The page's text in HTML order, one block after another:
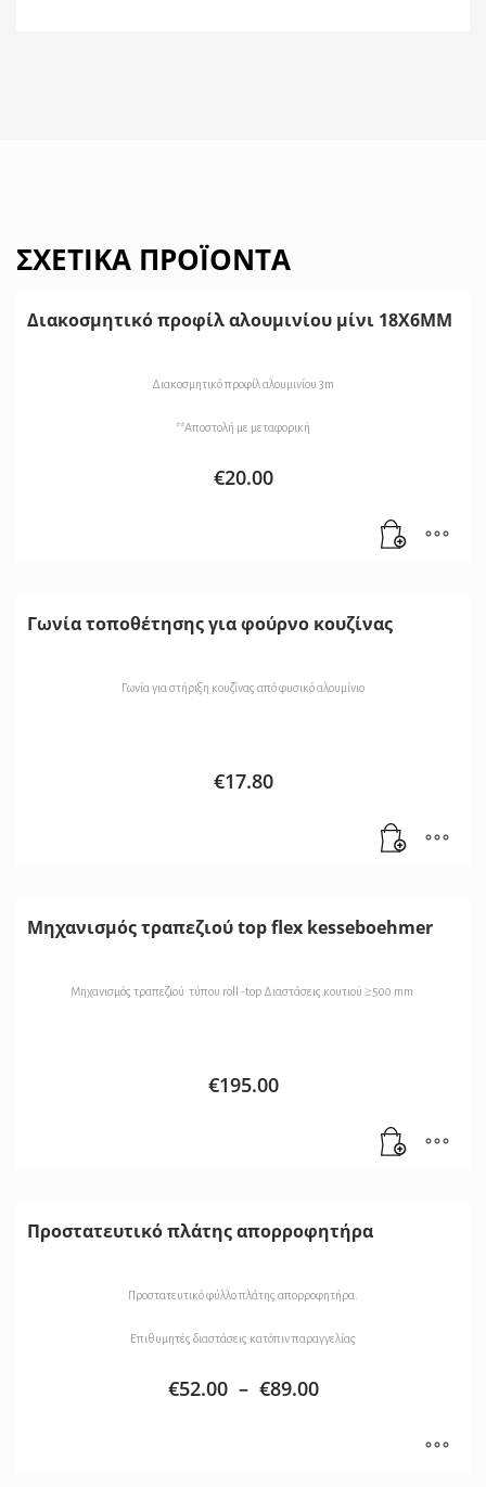
ΣΧΕΤΙΚΆ ΠΡΟΪΌΝΤΑ
Διακοσμητικό προφίλ αλουμινίου μίνι 18X6MM
Διακοσμητικό προφίλ αλουμινίου 3m
**Αποστολή με μεταφορική
€20.00
Γωνία τοποθέτησης για φούρνο κουζίνας
Γωνία για στήριξη κουζίνας από φυσικό αλουμίνιο
€17.80
Μηχανισμός τραπεζιού top flex kesseboehmer
Μηχανισμός τραπεζιού τύπου roll -top Διαστάσεις κουτιού ≥500 mm
€195.00
Προστατευτικό πλάτης απορροφητήρα
Προστατευτικό φύλλο πλάτης απορροφητήρα.
Επιθυμητές διαστάσεις κατόπιν παραγγελίας
€52.00 – €89.00